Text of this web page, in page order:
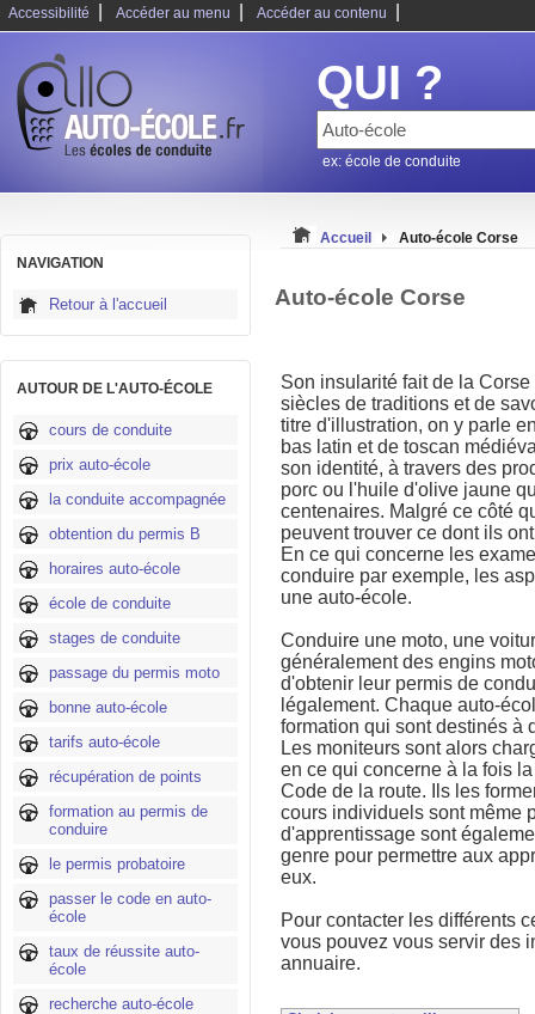
Accessibilité Accéder au menu Accéder au contenu
QUI ?
ex: école de conduite
NAVIGATION
Retour à l'accueil
AUTOUR DE L'AUTO-ÉCOLE
cours de conduite
prix auto-école
la conduite accompagnée
obtention du permis B
horaires auto-école
école de conduite
stages de conduite
passage du permis moto
bonne auto-école
tarifs auto-école
récupération de points
formation au permis de
conduire
le permis probatoire
passer le code en auto-
école
taux de réussite auto-
école
recherche auto-école
Accueil Auto-école Corse
Auto-école Corse
Son insularité fait de la
siècles de traditions et de
titre d'illustration, on y parle
bas latin et de toscan
son identité, à travers des
porc ou l'huile d'olive jaune
centenaires. Malgré ce côté
peuvent trouver ce dont ils
En ce qui concerne les
conduire par exemple, les
une auto-école.
Conduire une moto, une
généralement des engins
d'obtenir leur permis de
légalement. Chaque auto-
formation qui sont destinés à
Les moniteurs sont alors
en ce qui concerne à la fois
Code de la route. Ils les
cours individuels sont même
d'apprentissage sont
genre pour permettre aux
eux.
Pour contacter les différents
vous pouvez vous servir des
annuaire.